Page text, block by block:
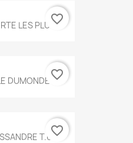
LES PLUS...
favorite_border
DUMONDE...favorite_border
T.634
favorite_border